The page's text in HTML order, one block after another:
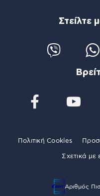
Στείλτε
Πολιτική Cookies
Σχετικά με
Αριθμός